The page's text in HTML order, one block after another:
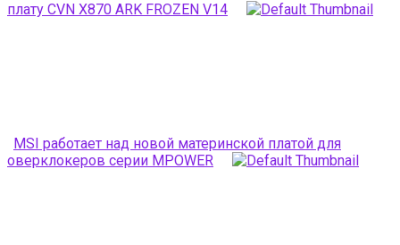
плату CVN X870 ARK FROZEN V14
MSI работает над новой материнской платой для
оверклокеров серии MPOWER